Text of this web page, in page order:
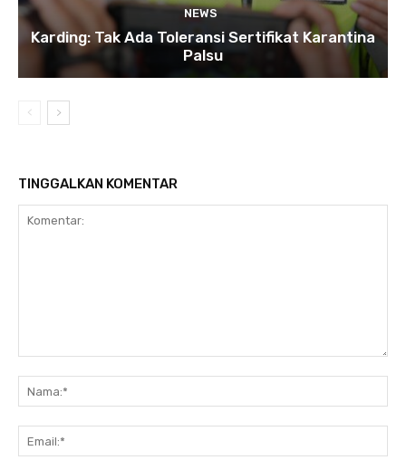
NEWS
Karding: Tak Ada Toleransi Sertifikat Karantina
Palsu
TINGGALKAN KOMENTAR